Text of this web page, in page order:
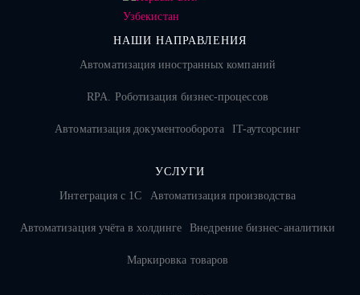
НАШИ НАПРАВЛЕНИЯ
Автоматизация иностранных компаний
RPA. Роботизация бизнес-процессов
Автоматизация документооборота IT-аутсорсинг
УСЛУГИ
Интеграция с 1С
Автоматизация производства
Автоматизация учёта в холдинге Внедрение бизнес-аналитики
Маркировка товаров